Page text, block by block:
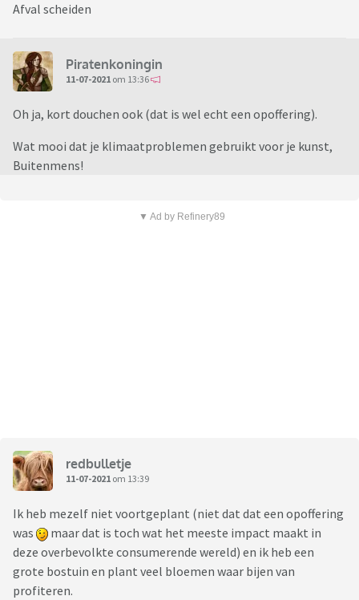
Afval scheiden
Piratenkoningin
11-07-2021 om 13:36
Oh ja, kort douchen ook (dat is wel echt een opoffering).
Wat mooi dat je klimaatproblemen gebruikt voor je kunst,
Buitenmens!
▼ Ad by Refinery89
redbulletje
11-07-2021 om 13:39
Ik heb mezelf niet voortgeplant (niet dat dat een opoffering
was
maar dat is toch wat het meeste impact maakt in
deze overbevolkte consumerende wereld) en ik heb een
grote bostuin en plant veel bloemen waar bijen van
profiteren.